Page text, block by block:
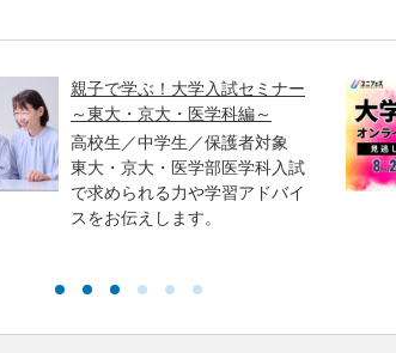
親子で学ぶ！大学入試セミナー
～東大・京大・医学科編～
高校生／中学生／保護者対象
東大・京大・医学部医学科入試
で求められる力や学習アドバイ
スをお伝えします。